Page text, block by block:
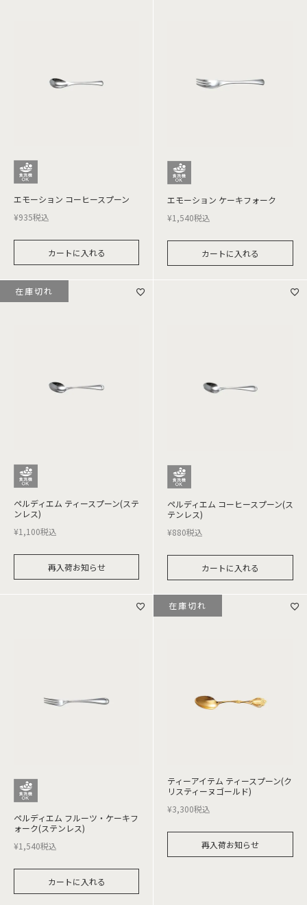
エモーション コーヒースプーン
¥935税込
カートに入れる
エモーション ケーキフォーク
¥1,540税込
カートに入れる
ペルディエム ティースプーン(ステ
ンレス)
¥1,100税込
再入荷お知らせ
在庫切れ
ペルディエム コーヒースプーン(ス
テンレス)
¥880税込
カートに入れる
ペルディエム フルーツ・ケーキフ
ォーク(ステンレス)
¥1,540税込
カートに入れる
ティーアイテム ティースプーン(ク
リスティーヌゴールド)
¥3,300税込
再入荷お知らせ
在庫切れ